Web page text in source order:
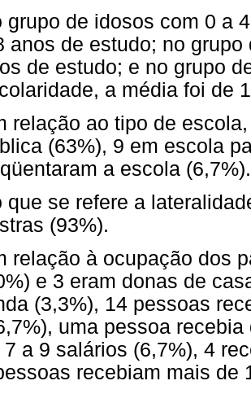
grupo de idosos com 0 a
anos de estudo; no
de estudo; e no grupo
a média foi de
relação ao tipo de
(63%), 9 em escola
a escola (6,7%).
que se refere a
(93%).
relação à ocupação dos
e 3 eram donas de
(3,3%), 14 pessoas
uma pessoa
7 a 9 salários (6,7%), 4
recebiam mais de